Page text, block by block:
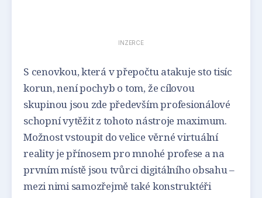
INZERCE
S cenovkou, která v přepočtu atakuje sto tisíc
korun, není pochyb o tom, že cílovou
skupinou jsou zde především profesionálové
schopní vytěžit z tohoto nástroje maximum.
Možnost vstoupit do velice věrné virtuální
reality je přínosem pro mnohé profese a na
prvním místě jsou tvůrci digitálního obsahu –
mezi nimi samozřejmě také konstruktéři